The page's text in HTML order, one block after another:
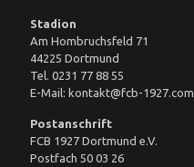
Stadion
Am Hombruchsfeld 71
44225 Dortmund
Tel. 0231 77 88 55
E-Mail: kontakt@fcb-1927.com
Postanschrift
FCB 1927 Dortmund e.V.
Postfach 50 03 26